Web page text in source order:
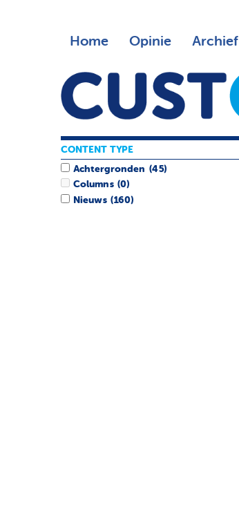
Home Opinie Archief
CONTENT TYPE
Achtergronden (45)
Columns (0)
Nieuws (160)